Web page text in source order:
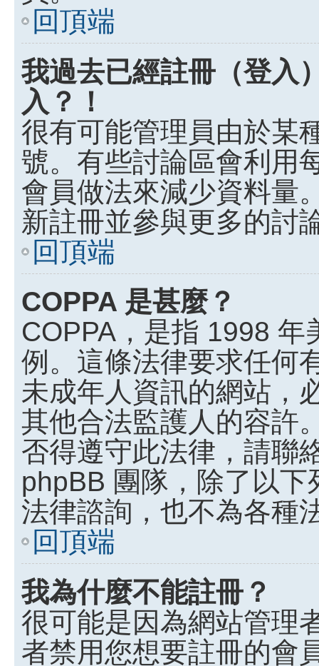
回頂端
我過去已經註冊（登入
入？！
很有可能管理員由於某
號。有些討論區會利用
會員做法來減少資料量
新註冊並參與更多的討
回頂端
COPPA 是甚麼？
COPPA，是指 1998
例。這條法律要求任何
未成年人資訊的網站，
其他合法監護人的容許
否得遵守此法律，請聯
phpBB 團隊，除了以
法律諮詢，也不為各種
回頂端
我為什麼不能註冊？
很可能是因為網站管理
者禁用您想要註冊的會